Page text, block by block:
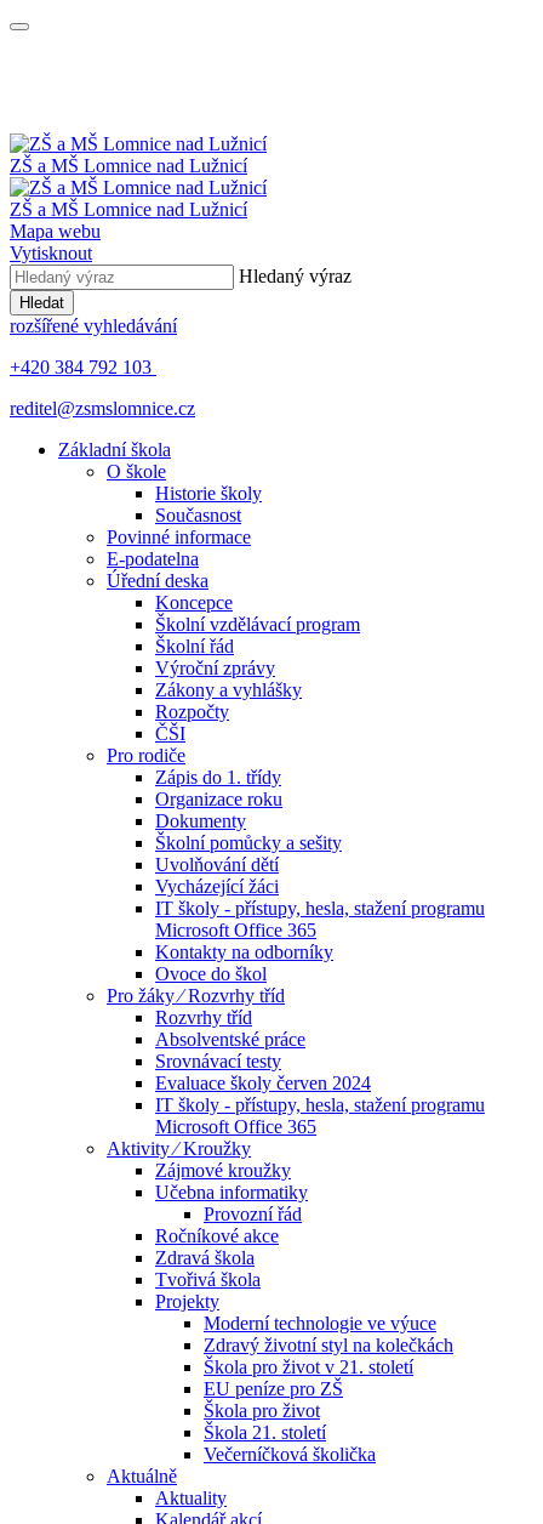
ZŠ a MŠ Lomnice nad Lužnicí
ZŠ a MŠ Lomnice nad Lužnicí
Mapa webu
Vytisknout
Hledaný výraz
Hledat
rozšířené vyhledávání
+420 384 792 103
reditel@zsmslomnice.cz
Základní škola
O škole
Historie školy
Současnost
Povinné informace
E-podatelna
Úřední deska
Koncepce
Školní vzdělávací program
Školní řád
Výroční zprávy
Zákony a vyhlášky
Rozpočty
ČŠI
Pro rodiče
Zápis do 1. třídy
Organizace roku
Dokumenty
Školní pomůcky a sešity
Uvolňování dětí
Vycházející žáci
IT školy - přístupy, hesla, stažení programu
Microsoft Office 365
Kontakty na odborníky
Ovoce do škol
Pro žáky ⁄ Rozvrhy tříd
Rozvrhy tříd
Absolventské práce
Srovnávací testy
Evaluace školy červen 2024
IT školy - přístupy, hesla, stažení programu
Microsoft Office 365
Aktivity ⁄ Kroužky
Zájmové kroužky
Učebna informatiky
Provozní řád
Ročníkové akce
Zdravá škola
Tvořivá škola
Projekty
Moderní technologie ve výuce
Zdravý životní styl na kolečkách
Škola pro život v 21. století
EU peníze pro ZŠ
Škola pro život
Škola 21. století
Večerníčková školička
Aktuálně
Aktuality
Kalendář akcí